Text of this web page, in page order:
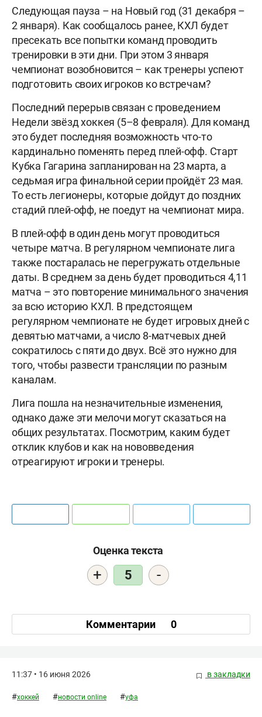
Следующая пауза – на Новый год (31 декабря –
2 января). Как сообщалось ранее, КХЛ будет
пресекать все попытки команд проводить
тренировки в эти дни. При этом 3 января
чемпионат возобновится – как тренеры успеют
подготовить своих игроков ко встречам?
Последний перерыв связан с проведением
Недели звёзд хоккея (5–8 февраля). Для команд
это будет последняя возможность что-то
кардинально поменять перед плей-офф. Старт
Кубка Гагарина запланирован на 23 марта, а
седьмая игра финальной серии пройдёт 23 мая.
То есть легионеры, которые дойдут до поздних
стадий плей-офф, не поедут на чемпионат мира.
В плей-офф в один день могут проводиться
четыре матча. В регулярном чемпионате лига
также постаралась не перегружать отдельные
даты. В среднем за день будет проводиться 4,11
матча – это повторение минимального значения
за всю историю КХЛ. В предстоящем
регулярном чемпионате не будет игровых дней с
девятью матчами, а число 8-матчевых дней
сократилось с пяти до двух. Всё это нужно для
того, чтобы развести трансляции по разным
каналам.
Лига пошла на незначительные изменения,
однако даже эти мелочи могут сказаться на
общих результатах. Посмотрим, каким будет
отклик клубов и как на нововведения
отреагируют игроки и тренеры.
Оценка текста
+ 5 -
Комментарии 0
11:37 • 16 июня 2026 в закладки
#хоккей #новости online #уфа